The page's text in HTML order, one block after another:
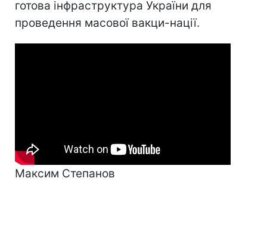
готова інфраструктура України для
проведення масової вакци-нації.
Максим Степанов